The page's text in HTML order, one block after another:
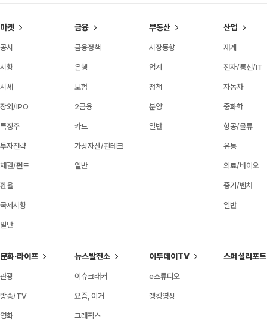
마켓
공시
시황
시세
장외/IPO
특징주
투자전략
채권/펀드
환율
국제시황
일반
금융
금융정책
은행
보험
2금융
카드
가상자산/핀테크
일반
부동산
시장동향
업계
정책
분양
일반
산업
재계
전자/통신/IT
자동차
중화학
항공/물류
유통
의료/바이오
중기/벤처
일반
문화·라이프
관광
방송/TV
영화
뉴스발전소
이슈크래커
요즘, 이거
그래픽스
이투데이TV
e스튜디오
랭킹영상
스페셜리포트